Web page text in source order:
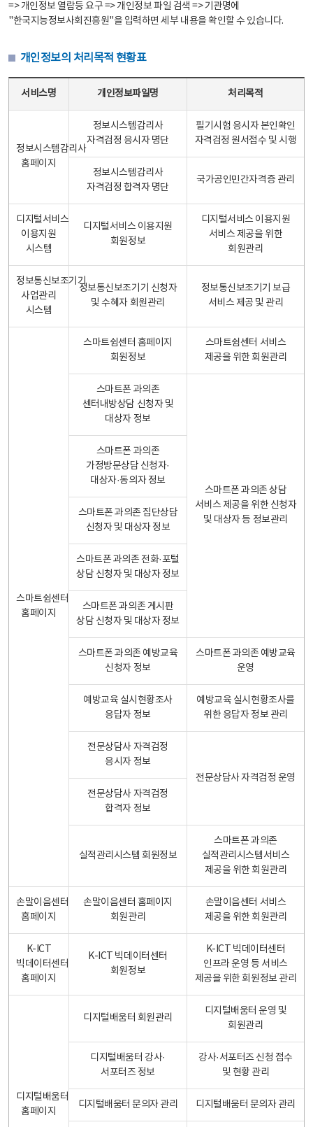
=> 개인정보 열람등 요구 => 개인정보 파일 검색 => 기관명에
"한국지능정보사회진흥원"을 입력하면 세부 내용을 확인할 수 있습니다.
개인정보의 처리목적 현황표
서비스명 개인정보파일명 처리목적
정보시스템감리사
홈페이지
정보시스템감리사
자격검정 응시자 명단
필기시험 응시자 본인확인
자격검정 원서접수 및 시행
정보시스템감리사
자격검정 합격자 명단
국가공인민간자격증 관리
디지털서비스
이용지원
시스템
디지털서비스 이용지원
회원정보
디지털서비스 이용지원
서비스 제공을 위한
회원관리
정보통신보조기기
사업관리
시스템
정보통신보조기기 신청자
및 수혜자 회원관리
정보통신보조기기 보급
서비스 제공 및 관리
스마트쉼센터
홈페이지
스마트쉼센터 홈페이지
회원정보
스마트쉼센터 서비스
제공을 위한 회원관리
스마트폰 과의존
센터내방상담 신청자 및
대상자 정보
스마트폰 과의존 상담
서비스 제공을 위한 신청자
및 대상자 등 정보관리
스마트폰 과의존
가정방문상담 신청자·
대상자·동의자 정보
스마트폰 과의존 집단상담
신청자 및 대상자 정보
스마트폰 과의존 전화·포털
상담 신청자 및 대상자 정보
스마트폰 과의존 게시판
상담 신청자 및 대상자 정보
스마트폰 과의존 예방교육
신청자 정보
스마트폰 과의존 예방교육
운영
예방교육 실시현황조사
응답자 정보
예방교육 실시현황조사를
위한 응답자 정보 관리
전문상담사 자격검정
응시자 정보
전문상담사 자격검정 운영
전문상담사 자격검정
합격자 정보
실적관리시스템 회원정보
스마트폰 과의존
실적관리시스템서비스
제공을 위한 회원관리
손말이음센터
홈페이지
손말이음센터 홈페이지
회원관리
손말이음센터 서비스
제공을 위한 회원관리
K-ICT
빅데이터센터
홈페이지
K-ICT 빅데이터센터
회원정보
K-ICT 빅데이터센터
인프라 운영 등 서비스
제공을 위한 회원정보 관리
디지털배움터
홈페이지
디지털배움터 회원관리
디지털배움터 운영 및
회원관리
디지털배움터 강사·
서포터즈 정보
강사·서포터즈 신청 접수
및 현황 관리
디지털배움터 문의자 관리 디지털배움터 문의자 관리